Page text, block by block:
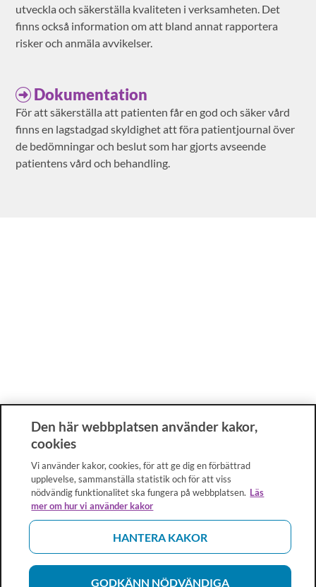
utveckla och säkerställa kvaliteten i verksamheten. Det
finns också information om att bland annat rapportera
risker och anmäla avvikelser.
Dokumentation
För att säkerställa att patienten får en god och säker vård
finns en lagstadgad skyldighet att föra patientjournal över
de bedömningar och beslut som har gjorts avseende
patientens vård och behandling.
Den här webbplatsen använder kakor,
cookies
Vi använder kakor, cookies, för att ge dig en förbättrad
upplevelse, sammanställa statistik och för att viss
nödvändig funktionalitet ska fungera på webbplatsen. Läs
mer om hur vi använder kakor
HANTERA KAKOR
GODKÄNN NÖDVÄNDIGA